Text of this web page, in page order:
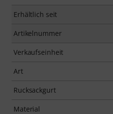
Erhältlich seit
Artikelnummer
Verkaufseinheit
Art
Rucksackgurt
Material